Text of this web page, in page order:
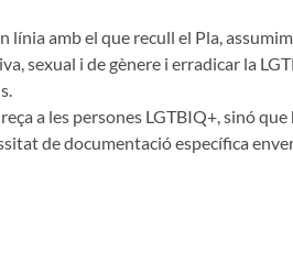
línia amb el que recull el Pla,
sexual i de gènere i erradicar la
a les persones LGTBIQ+, sinó
de documentació específica